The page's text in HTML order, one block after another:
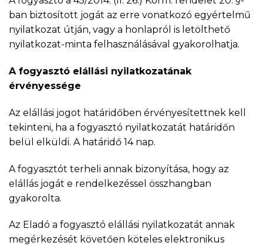
ban biztosított jogát az erre vonatkozó egyértelmű
nyilatkozat útján, vagy a honlapról is letölthető
nyilatkozat-minta felhasználásával gyakorolhatja.
A fogyasztó elállási nyilatkozatának
érvényessége
Az elállási jogot határidőben érvényesítettnek kell
tekinteni, ha a fogyasztó nyilatkozatát határidőn
belül elküldi. A határidő 14 nap.
A fogyasztót terheli annak bizonyítása, hogy az
elállás jogát e rendelkezéssel összhangban
gyakorolta.
Az Eladó a fogyasztó elállási nyilatkozatát annak
megérkezését követően köteles elektronikus